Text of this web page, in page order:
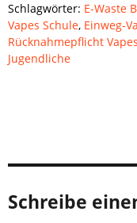
Schlagwörter: E-Waste
Vapes Schule, Einweg-
Rücknahmepflicht
Jugendliche
Schreibe